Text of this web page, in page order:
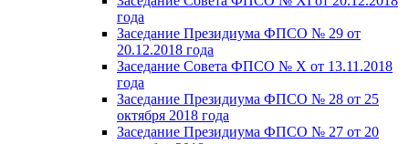
года
Заседание Президиума ФПСО № 29 от
20.12.2018 года
Заседание Совета ФПСО № X от 13.11.2018
года
Заседание Президиума ФПСО № 28 от 25
октября 2018 года
Заседание Президиума ФПСО № 27 от 20